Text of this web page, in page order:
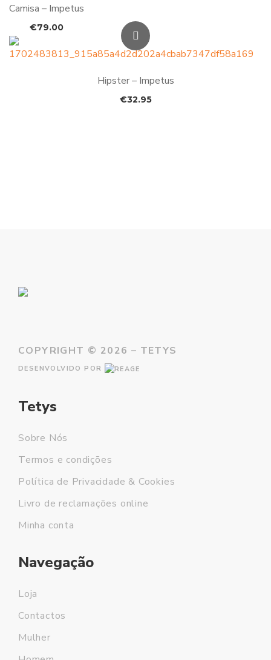
Camisa – Impetus
€79.00
Hipster – Impetus
€32.95
COPYRIGHT © 2026 – TETYS
DESENVOLVIDO POR
Tetys
Sobre Nós
Termos e condições
Política de Privacidade & Cookies
Livro de reclamações online
Minha conta
Navegação
Loja
Contactos
Mulher